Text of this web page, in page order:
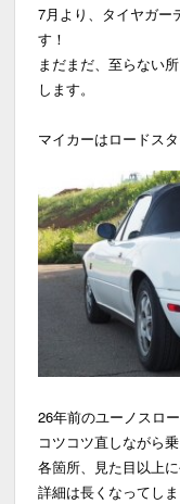
7月より、タイヤガー
す！
まだまだ、至らない
します。
マイカーはロードスタ
26年前のユーノスロ
コツコツ直しながら乗
各箇所、見た目以上
詳細は長くなってし